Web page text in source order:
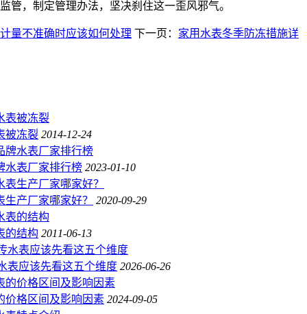
管，制定管理办法，坚决刹住这一歪风邪气。
量不准确时应该如何处理 下一页： 家用水表冬季防冻措施详
被冻裂 2014-12-24
水表厂家排行榜 2023-01-10
产厂家哪家好？ 2020-09-29
的结构 2011-06-13
表应该先看这五个维度 2026-06-26
价格区间及影响因素 2024-09-05